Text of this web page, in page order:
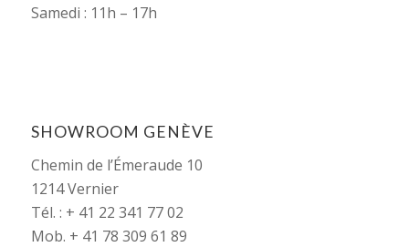
Samedi : 11h – 17h
SHOWROOM GENÈVE
Chemin de l’Émeraude 10
1214 Vernier
Tél. : + 41 22 341 77 02
Mob. + 41 78 309 61 89